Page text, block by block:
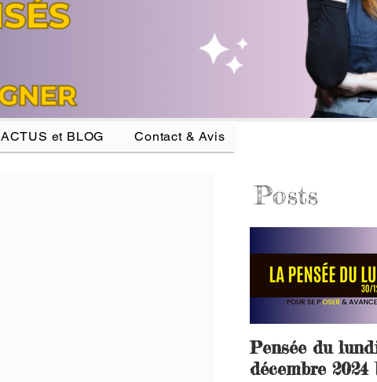
ACTUS et BLOG Contact & Avis
Posts
Pensée du
décembre 2024